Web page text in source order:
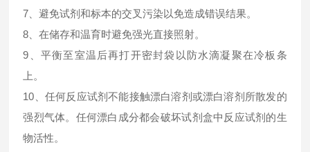
7、避免试剂和标本的交叉污染以免造成错误结果。
8、在储存和温育时避免强光直接照射。
9、平衡至室温后再打开密封袋以防水滴凝聚在冷板条
上。
10、任何反应试剂不能接触漂白溶剂或漂白溶剂所散发的
强烈气体。任何漂白成分都会破坏试剂盒中反应试剂的生
物活性。